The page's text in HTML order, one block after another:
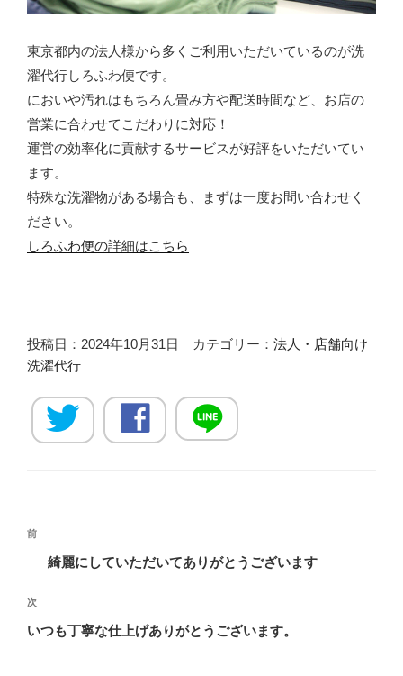
東京都内の法人様から多くご利用いただいているのが洗
濯代行しろふわ便です。
においや汚れはもちろん畳み方や配送時間など、お店の
営業に合わせてこだわりに対応！
運営の効率化に貢献するサービスが好評をいただいてい
ます。
特殊な洗濯物がある場合も、まずは一度お問い合わせく
ださい。
しろふわ便の詳細はこちら
投稿日：2024年10月31日 カテゴリー： 法人・店舗向け
洗濯代行
投
ビ
ゲ
過
投
前
綺麗にしていただいてありがとうございます
次
の
次
いつも丁寧な仕上げありがとうございます。